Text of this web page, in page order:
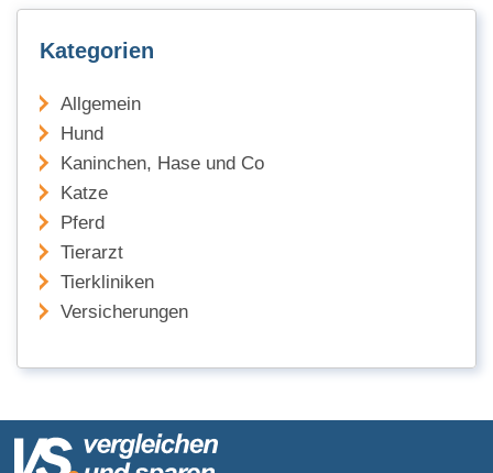
Kategorien
Allgemein
Hund
Kaninchen, Hase und Co
Katze
Pferd
Tierarzt
Tierkliniken
Versicherungen